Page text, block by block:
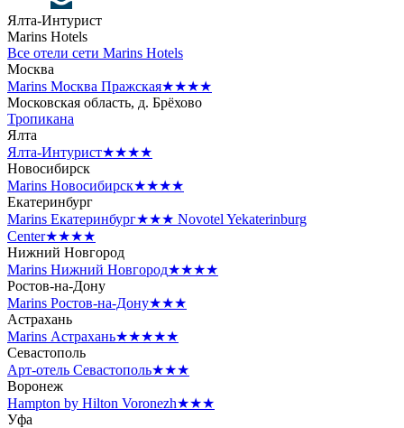
Ялта-Интурист
Marins Hotels
Все отели сети Marins Hotels
Москва
Marins Москва Пражская★★★★
Московская область, д. Брёхово
Тропикана
Ялта
Ялта-Интурист★★★★
Новосибирск
Marins Новосибирск★★★★
Екатеринбург
Marins Екатеринбург★★★ Novotel Yekaterinburg
Center★★★★
Нижний Новгород
Marins Нижний Новгород★★★★
Ростов-на-Дону
Marins Ростов-на-Дону★★★
Астрахань
Marins Астрахань★★★★★
Севастополь
Арт-отель Севастополь★★★
Воронеж
Hampton by Hilton Voronezh★★★
Уфа